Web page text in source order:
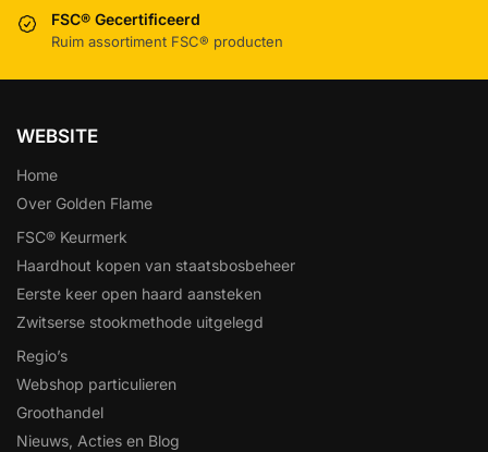
FSC® Gecertificeerd
Ruim assortiment FSC® producten
WEBSITE
Home
Over Golden Flame
FSC® Keurmerk
Haardhout kopen van staatsbosbeheer
Eerste keer open haard aansteken
Zwitserse stookmethode uitgelegd
Regio’s
Webshop particulieren
Groothandel
Nieuws, Acties en Blog